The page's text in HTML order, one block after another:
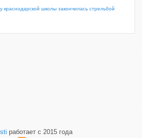
краснодарской школы закончилась стрельбой
работает с 2015 года